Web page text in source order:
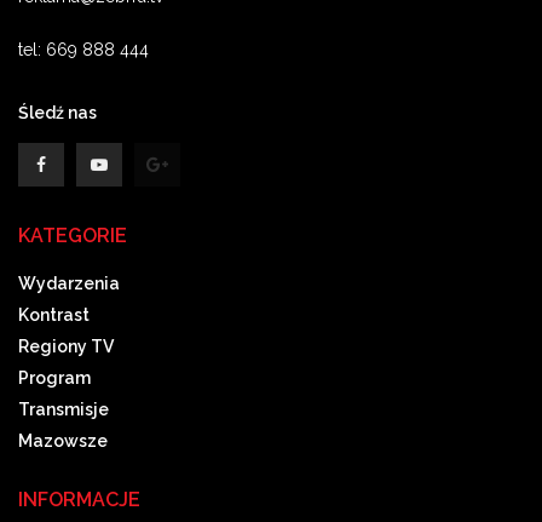
tel: 669 888 444
Śledź nas
KATEGORIE
Wydarzenia
Kontrast
Regiony TV
Program
Transmisje
Mazowsze
INFORMACJE